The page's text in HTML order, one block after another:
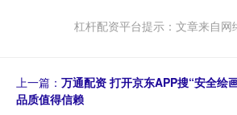
杠杆配资平台提示：文章来自网
上一篇： 万通配资 打开京东APP搜“安全绘
品质值得信赖